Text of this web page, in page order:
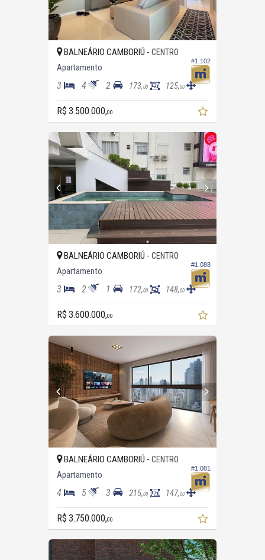
#1.102
BALNEÁRIO CAMBORIÚ - CENTRO
Apartamento
3 4 2 173,00 125,00
R$ 3.500.000,00
#1.088
BALNEÁRIO CAMBORIÚ - CENTRO
Apartamento
3 2 1 172,00 148,00
R$ 3.600.000,00
#1.081
BALNEÁRIO CAMBORIÚ - CENTRO
Apartamento
4 5 3 215,00 147,00
R$ 3.750.000,00